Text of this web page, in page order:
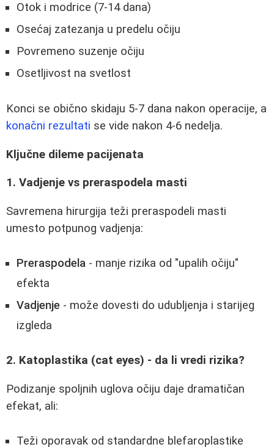
Otok i modrice (7-14 dana)
Osećaj zatezanja u predelu očiju
Povremeno suzenje očiju
Osetljivost na svetlost
Konci se obično skidaju 5-7 dana nakon operacije, a
konačni rezultati se vide nakon 4-6 nedelja.
Ključne dileme pacijenata
1. Vadjenje vs preraspodela masti
Savremena hirurgija teži preraspodeli masti
umesto potpunog vadjenja:
Preraspodela - manje rizika od "upalih očiju"
efekta
Vadjenje - može dovesti do udubljenja i starijeg
izgleda
2. Katoplastika (cat eyes) - da li vredi rizika?
Podizanje spoljnih uglova očiju daje dramatičan
efekat, ali:
Teži oporavak od standardne blefaroplastike